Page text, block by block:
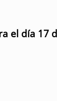
el día 17